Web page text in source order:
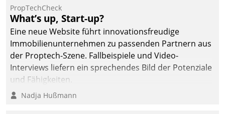
Datatrain ermöglicht
automatisiert ausgelöste,
zielgerichtete
Mieterbefragungen – eine
starke Grundlage für
intelligente,
Entscheidungen.
PropTechCheck
What’s up, Start-up?
Eine neue Website führt innovationsfreudige
Immobilienunternehmen zu passenden Partnern aus
der Proptech-Szene. Fallbeispiele und Video-
Interviews liefern ein sprechendes Bild der Potenziale
und Fähigkeiten.
Nadja Hußmann